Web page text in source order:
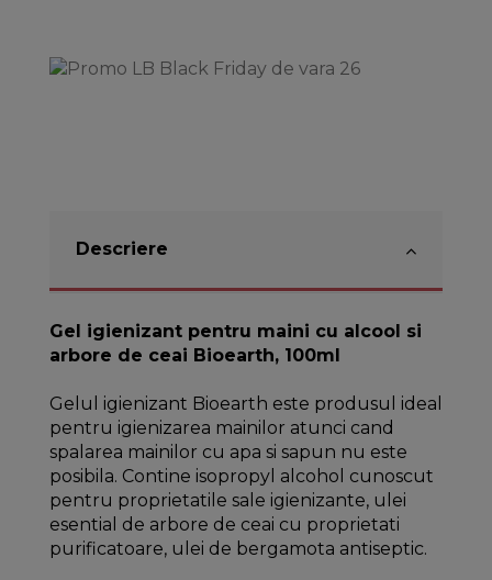
Descriere
Gel igienizant pentru maini cu alcool si
arbore de ceai Bioearth, 100ml
Gelul igienizant Bioearth este produsul ideal
pentru igienizarea mainilor atunci cand
spalarea mainilor cu apa si sapun nu este
posibila. Contine isopropyl alcohol cunoscut
pentru proprietatile sale igienizante, ulei
esential de arbore de ceai cu proprietati
purificatoare, ulei de bergamota antiseptic.